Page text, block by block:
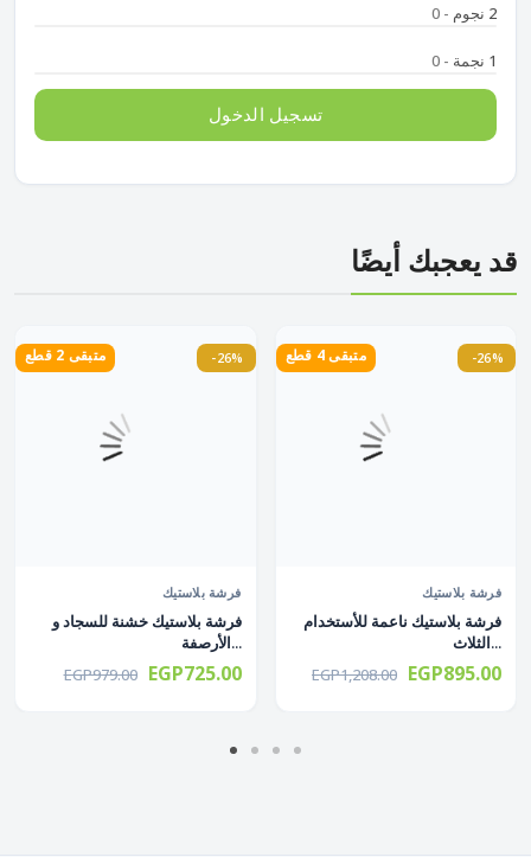
2 نجوم - 0
1 نجمة - 0
تسجيل الدخول
قد يعجبك أيضًا
-26% متبقى 2 قطع
فرشة بلاستيك
فرشة بلاستيك خشنة للسجاد و
الأرصفة...
EGP979.00 EGP725.00
-26% متبقى 4 قطع
فرشة بلاستيك
فرشة بلاستيك ناعمة للأستخدام
الثلاث...
EGP1,208.00 EGP895.00